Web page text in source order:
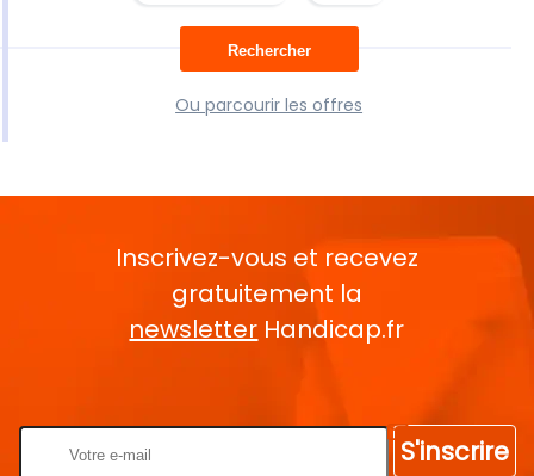
Ou parcourir les offres
Inscrivez-vous et recevez
gratuitement la
newsletter Handicap.fr
S'inscrire